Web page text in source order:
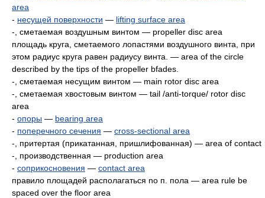
area
- несущей поверхности — lifting surface area
-, сметаемая воздушным винтом — propeller disc area
площадь круга, сметаемого лопастями воздушного винта, при
этом радиус круга равен радиусу винта. — area of the circle
described by the tips of the propeller bfades.
-, сметаемая несущим винтом — main rotor disc area
-, сметаемая хвостовым винтом — tail /anti-torque/ rotor disc
area
- опоры — bearing area
- поперечного сечения — cross-sectional area
-, притертая (прикатанная, пришлифованная) — area of contact
-, производственная — production area
- соприкосновения — contact area
правило площадей располагаться no п. пола — area rule be
spaced over the floor area